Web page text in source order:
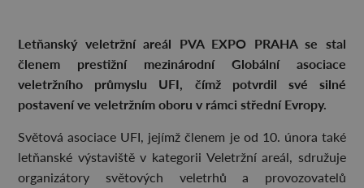
Letňanský veletržní areál PVA EXPO PRAHA se stal
členem prestižní mezinárodní Globální asociace
veletržního průmyslu UFI, čímž potvrdil své silné
postavení ve veletržním oboru v rámci střední Evropy.
Světová asociace UFI, jejímž členem je od 10. února také
letňanské výstaviště v kategorii Veletržní areál, sdružuje
organizátory světových veletrhů a provozovatelů